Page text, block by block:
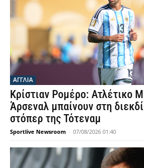
ΑΓΓΛΙΑ
Κρίστιαν Ρομέρο: Ατλέτικο
Άρσεναλ μπαίνουν στη
στόπερ της Τότεναμ
Sportlive Newsroom - 07/08/2026 01:40